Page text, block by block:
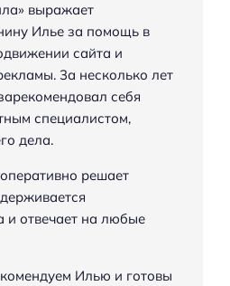
выражает
Илье за помощь в
сайта и
3а несколько лет
себя
специалистом,
дела.
решает
и отвечает на любые
Илью и готовы